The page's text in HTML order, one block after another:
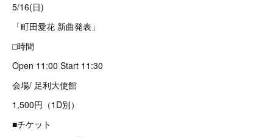
5/16(日)
「町田愛花 新曲発表」
□時間
Open 11:00 Start 11:30
会場/ 足利大使館
1,500円（1D別）
■チケット